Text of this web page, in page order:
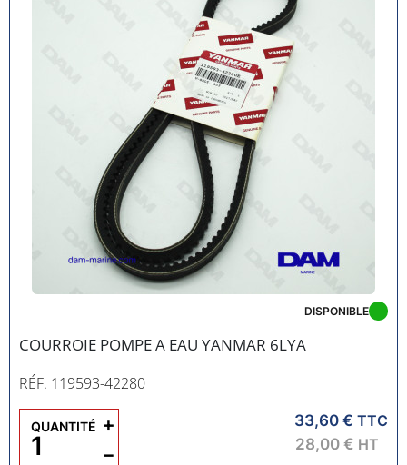
COURROIE POMPE A EAU YANMAR 6LYA
RÉF. 119593-42280
DISPONIBLE
33,60 € TTC
28,00 € HT
QUANTITÉ
−
+